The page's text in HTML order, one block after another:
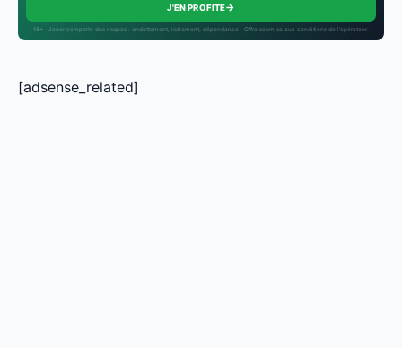
J'EN PROFITE→
18+ · Jouer comporte des risques : endettement, isolement, dépendance · Offre soumise aux conditions de l’opérateur.
[adsense_related]